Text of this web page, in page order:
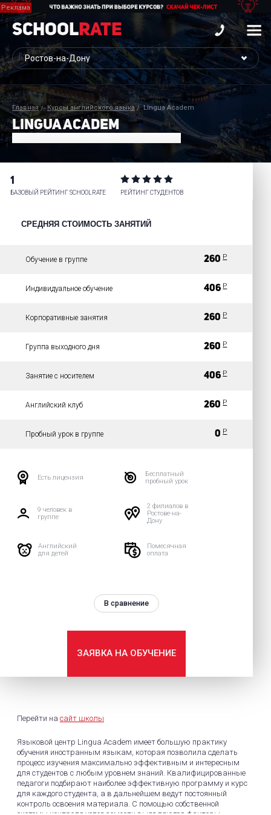
School Rate
Главная Курсы английского языка Lingua Academ
LINGUA ACADEM
1
БАЗОВЫЙ РЕЙТИНГ SCHOOLRATE РЕЙТИНГ СТУДЕНТОВ
СРЕДНЯЯ СТОИМОСТЬ ЗАНЯТИЙ
Обучение в группе 260 Р
Индивидуальное обучение 406 Р
Корпоративные занятия 260 Р
Группа выходного дня 260 Р
Занятие с носителем 406 Р
Английский клуб 260 Р
Пробный урок в группе 0 Р
Есть лицензия
Бесплатный
пробный урок
9 человек в
группе
2 филиалов в
Ростове-на-
Дону
Английский
для детей
Помесячная
оплата
ЗАЯВКА НА ОБУЧЕНИЕ
В сравнение
Перейти на сайт школы
Языковой центр Lingua Academ имеет большую практику
обучения иностранным языкам, которая позволила сделать
процесс изучения максимально эффективным и интересным
для студентов с любым уровнем знаний. Квалифицированные
педагоги подбирают наиболее эффективную программу и курс
для каждого студента, а в дальнейшем ведут постоянный
контроль освоения материала. С помощью собственной